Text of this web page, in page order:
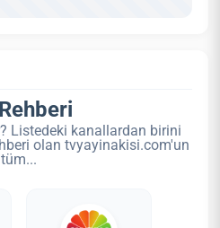
Listedeki kanallardan birini
olan tvyayinakisi.com'un
tüm...